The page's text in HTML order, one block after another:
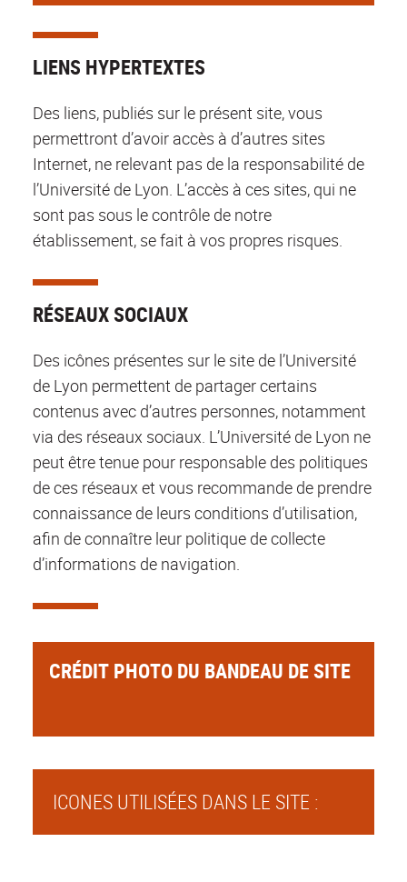
LIENS HYPERTEXTES
Des liens, publiés sur le présent site, vous
permettront d’avoir accès à d’autres sites
Internet, ne relevant pas de la responsabilité de
l’Université de Lyon. L’accès à ces sites, qui ne
sont pas sous le contrôle de notre
établissement, se fait à vos propres risques.
RÉSEAUX SOCIAUX
Des icônes présentes sur le site de l’Université
de Lyon permettent de partager certains
contenus avec d’autres personnes, notamment
via des réseaux sociaux. L’Université de Lyon ne
peut être tenue pour responsable des politiques
de ces réseaux et vous recommande de prendre
connaissance de leurs conditions d’utilisation,
afin de connaître leur politique de collecte
d’informations de navigation.
CRÉDIT PHOTO DU BANDEAU DE SITE
ICONES UTILISÉES DANS LE SITE :